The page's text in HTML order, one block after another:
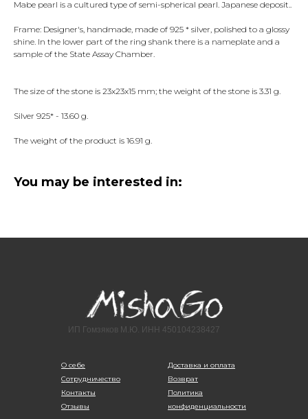
Mabe pearl is a cultured type of semi-spherical pearl. Japanese deposit..
Frame: Designer's, handmade, made of 925 * silver, polished to a glossy
shine. In the lower part of the ring shank there is a nameplate and a
sample of the State Assay Chamber.
The size of the stone is 23x23x15 mm; the weight of the stone is 3.31 g.
Silver 925* - 13.60 g.
The weight of the product is 16.91 g.
You may be interested in:
О себе
Сотрудничество
Контакты
Отзывы
ИП Гомзяков М.Ю. ИНН 450104238427
Доставка и оплата
Возврат
Политика
конфиденциальности